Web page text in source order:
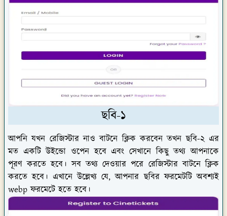
ছবি-১
আপনি যখন রেজিস্টার নাও বাটনে ক্লিক করবেন তখন ছবি-২ এর
মত একটি উইন্ডো ওপেন হবে এবং সেখানে কিছু তথ্য আপনাকে
পূরণ করতে হবে। সব তথ্য দেওয়ার পরে রেজিস্টার বাটনে ক্লিক
করতে হবে। এখানে উল্লেখ্য যে, আপনার ছবির ফরমেটটি অবশ্যই
webp ফরমেটে হতে হবে।